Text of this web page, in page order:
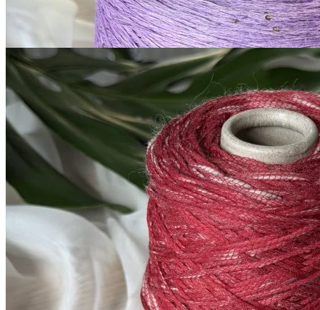
Купить
В наличии 380 гр
G&G Filati
Boccolo
меринос 70%, хлопок 30%
170 м/100 гтёмно-красный
980 ₽
за 100 г
Купить
© 2026
Filato Italiano
Мы в соцсетях